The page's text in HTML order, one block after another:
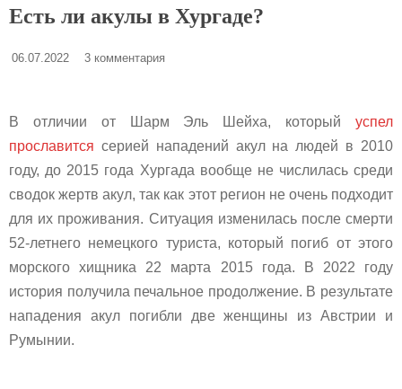
Есть ли акулы в Хургаде?
06.07.2022 3 комментария
В отличии от Шарм Эль Шейха, который успел
прославится серией нападений акул на людей в 2010
году, до 2015 года Хургада вообще не числилась среди
сводок жертв акул, так как этот регион не очень подходит
для их проживания. Ситуация изменилась после смерти
52-летнего немецкого туриста, который погиб от этого
морского хищника 22 марта 2015 года. В 2022 году
история получила печальное продолжение. В результате
нападения акул погибли две женщины из Австрии и
Румынии.